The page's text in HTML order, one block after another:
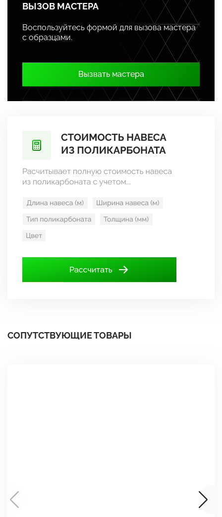
ВЫЗОВ МАСТЕРА
Воспользуйтесь формой для вызова мастера
с образцами.
Вызвать мастера
СОПУТСТВУЮЩИЕ ТОВАРЫ